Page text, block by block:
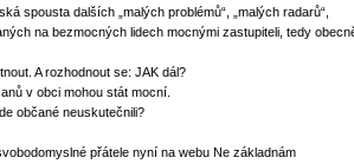
spousta dalších „malých problémů“, „malých radarů“,
na bezmocných lidech mocnými zastupiteli, tedy
A rozhodnout se: JAK dál?
v obci mohou stát mocní.
občané neuskutečnili?
přátele nyní na webu Ne základnám